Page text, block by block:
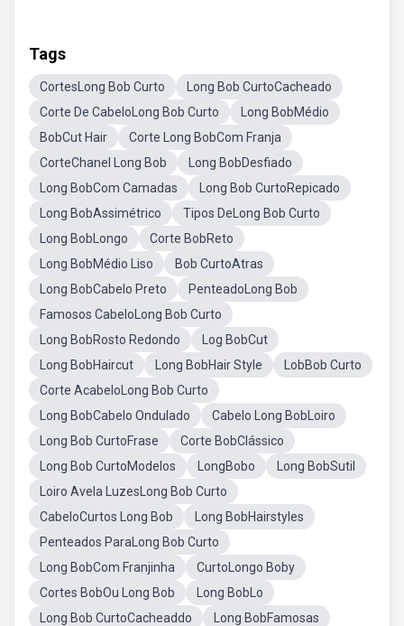
Tags
CortesLong Bob Curto
Long Bob CurtoCacheado
Corte De CabeloLong Bob Curto
Long BobMédio
BobCut Hair
Corte Long BobCom Franja
CorteChanel Long Bob
Long BobDesfiado
Long BobCom Camadas
Long Bob CurtoRepicado
Long BobAssimétrico
Tipos DeLong Bob Curto
Long BobLongo
Corte BobReto
Long BobMédio Liso
Bob CurtoAtras
Long BobCabelo Preto
PenteadoLong Bob
Famosos CabeloLong Bob Curto
Long BobRosto Redondo
Log BobCut
Long BobHaircut
Long BobHair Style
LobBob Curto
Corte AcabeloLong Bob Curto
Long BobCabelo Ondulado
Cabelo Long BobLoiro
Long Bob CurtoFrase
Corte BobClássico
Long Bob CurtoModelos
LongBobo
Long BobSutil
Loiro Avela LuzesLong Bob Curto
CabeloCurtos Long Bob
Long BobHairstyles
Penteados ParaLong Bob Curto
Long BobCom Franjinha
CurtoLongo Boby
Cortes BobOu Long Bob
Long BobLo
Long Bob CurtoCacheaddo
Long BobFamosas